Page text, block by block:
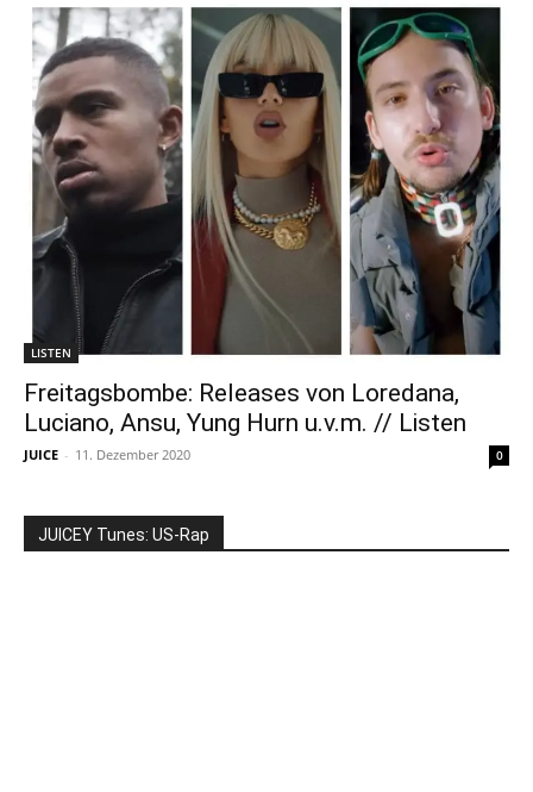
LISTEN
Freitagsbombe: Releases von Loredana,
Luciano, Ansu, Yung Hurn u.v.m. // Listen
JUICE - 11. Dezember 2020 0
JUICEY Tunes: US-Rap